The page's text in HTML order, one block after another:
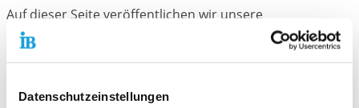
Datenschutzeinstellungen
Auf dieser Seite veröffentlichen wir unsere
Stellenausschreibungen.
Bewerben Sie sich bitte gern als
Altenpflegefachkräfte